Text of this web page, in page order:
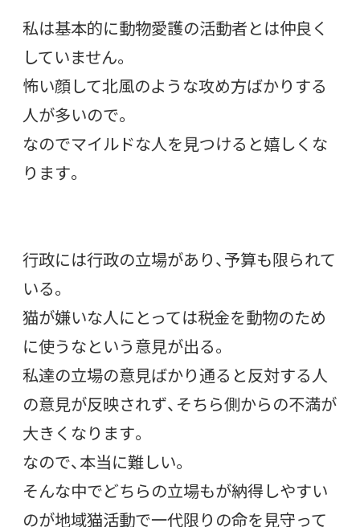
私は基本的に動物愛護の活動者とは仲良く
していません。
怖い顔して北風のような攻め方ばかりする
人が多いので。
なのでマイルドな人を見つけると嬉しくな
ります。
行政には行政の立場があり、予算も限られて
いる。
猫が嫌いな人にとっては税金を動物のため
に使うなという意見が出る。
私達の立場の意見ばかり通ると反対する人
の意見が反映されず、そちら側からの不満が
大きくなります。
なので、本当に難しい。
そんな中でどちらの立場もが納得しやすい
のが地域猫活動で一代限りの命を見守って